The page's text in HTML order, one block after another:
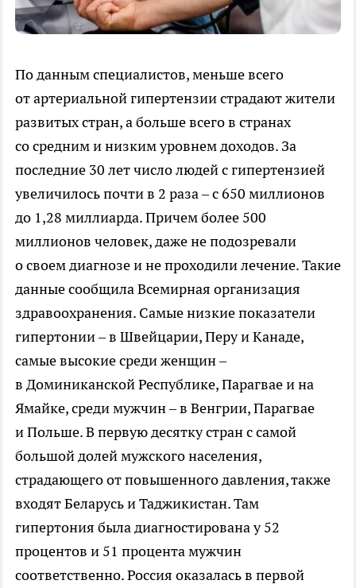
По данным специалистов, меньше всего
от артериальной гипертензии страдают жители
развитых стран, а больше всего в странах
со средним и низким уровнем доходов. За
последние 30 лет число людей с гипертензией
увеличилось почти в 2 раза – с 650 миллионов
до 1,28 миллиарда. Причем более 500
миллионов человек, даже не подозревали
о своем диагнозе и не проходили лечение. Такие
данные сообщила Всемирная организация
здравоохранения. Самые низкие показатели
гипертонии – в Швейцарии, Перу и Канаде,
самые высокие среди женщин –
в Доминиканской Республике, Парагвае и на
Ямайке, среди мужчин – в Венгрии, Парагвае
и Польше. В первую десятку стран с самой
большой долей мужского населения,
страдающего от повышенного давления, также
входят Беларусь и Таджикистан. Там
гипертония была диагностирована у 52
процентов и 51 процента мужчин
соответственно. Россия оказалась в первой